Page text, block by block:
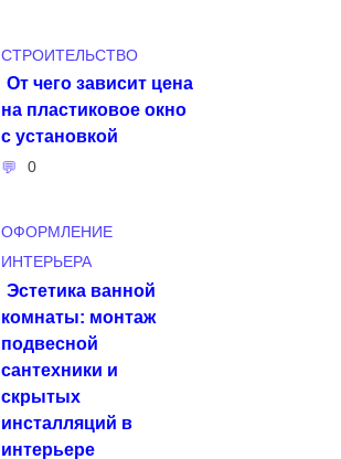
СТРОИТЕЛЬСТВО
От чего зависит цена
на пластиковое окно
с установкой
0
ОФОРМЛЕНИЕ
ИНТЕРЬЕРА
Эстетика ванной
комнаты: монтаж
подвесной
сантехники и
скрытых
инсталляций в
интерьере